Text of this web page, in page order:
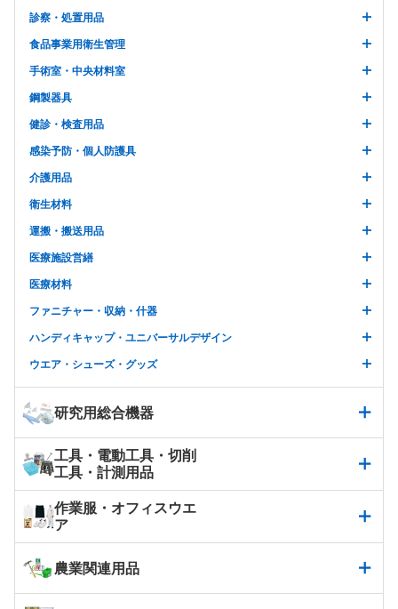
診察・処置用品
食品事業用衛生管理
手術室・中央材料室
鋼製器具
健診・検査用品
感染予防・個人防護具
介護用品
衛生材料
運搬・搬送用品
医療施設営繕
医療材料
ファニチャー・収納・什器
ハンディキャップ・ユニバーサルデザイン
ウエア・シューズ・グッズ
研究用総合機器
工具・電動工具・切削
工具・計測用品
作業服・オフィスウエ
ア
農業関連用品